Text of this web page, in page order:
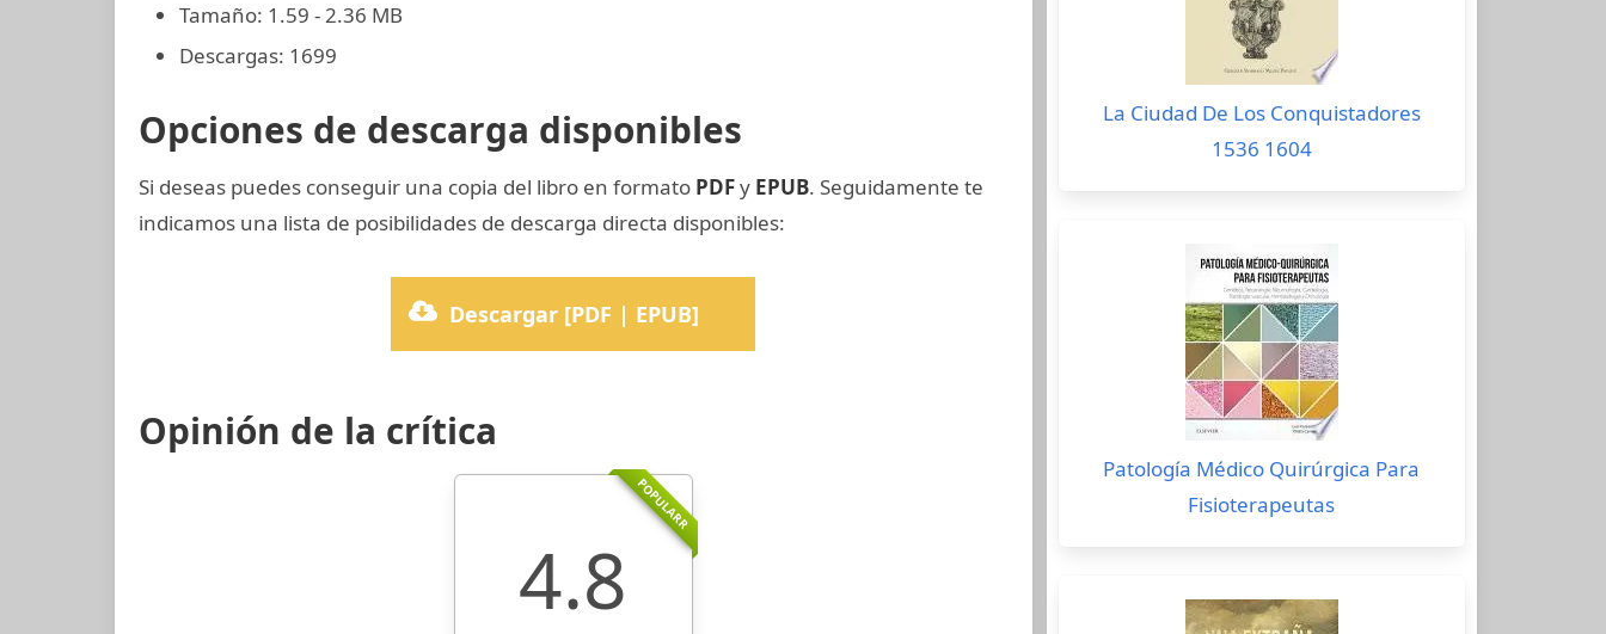
Tamaño: 1.59 - 2.36 MB
Descargas: 1699
Opciones de descarga disponibles
Si deseas puedes conseguir una copia del libro en formato PDFy EPUB. Seguidamente te
indicamos una lista de posibilidades de descarga directa disponibles:
Descargar [PDF | EPUB]
Opinión de la crítica
POPULARR
4.8
La Ciudad De Los Conquistadores
1536 1604
Patología Médico Quirúrgica Para
Fisioterapeutas